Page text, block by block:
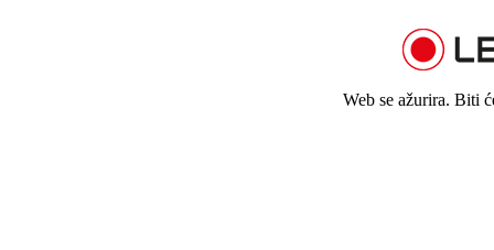
Web se ažurira. Biti